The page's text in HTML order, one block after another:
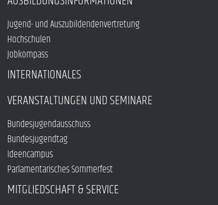
Jugend- und Auszubildendenvertretung
Hochschulen
Jobkompass
INTERNATIONALES
VERANSTALTUNGEN UND SEMINARE
Bundesjugendausschuss
Bundesjugendtag
Ideencampus
Parlamentarisches Sommerfest
MITGLIEDSCHAFT & SERVICE